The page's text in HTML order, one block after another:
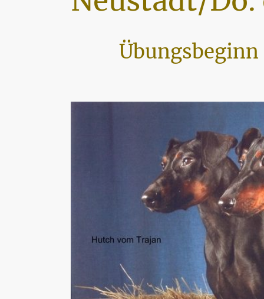
Übungsbeginn